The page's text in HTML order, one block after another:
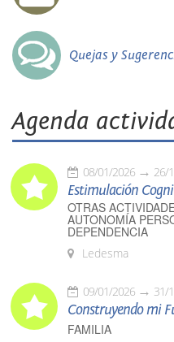
Quejas y
Agenda
08/01/2026 26/
Estimulación
OTRAS
AUTONOMÍA
DEPENDENCIA
Ledesma
09/01/2026 31/
Construyendo mi
FAMILIA